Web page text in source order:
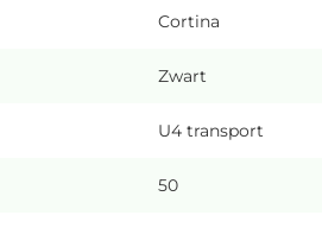
Cortina
Zwart
U4 transport
50